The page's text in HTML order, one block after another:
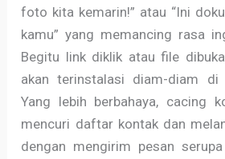
foto kita kemarin!” atau “Ini
kamu” yang memancing rasa
Begitu link diklik atau file
akan terinstalasi diam-diam di
Yang lebih berbahaya, cacing
mencuri daftar kontak dan
dengan mengirim pesan